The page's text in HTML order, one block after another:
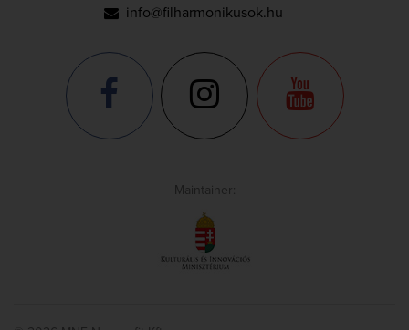
info@filharmonikusok.hu
Maintainer: